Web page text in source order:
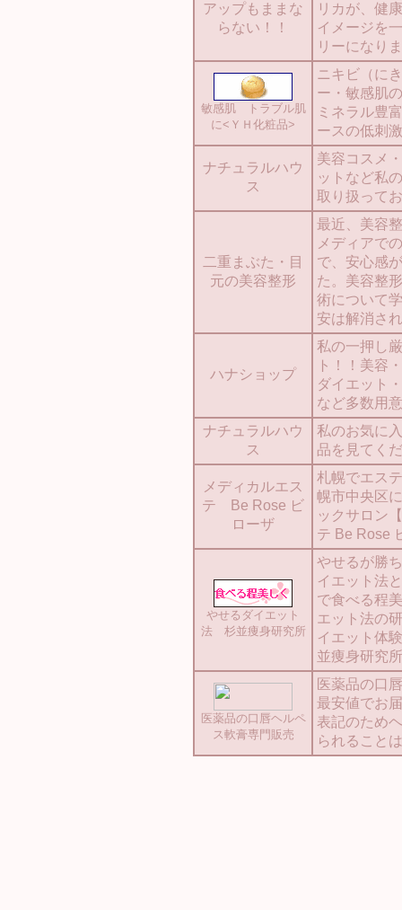
アップもままな
らない！！
リカが、健
イメージを
リーになり
敏感肌 トラブル肌
に<ＹＨ化粧品>
ニキビ（に
ー・敏感肌
ミネラル豊
ースの低刺
ナチュラルハウ
ス
美容コスメ
ットなど私
取り扱って
二重まぶた・目
元の美容整形
最近、美容
メディアで
で、安心感
た。美容整
術について
安は解消さ
ハナショップ
私の一押し
ト！！美容
ダイエット
など多数用
ナチュラルハウ
ス
私のお気に
品を見てく
メディカルエス
テ Be Rose ビ
ローザ
札幌でエス
幌市中央区
ックサロン
テ Be Rose
やせるダイエット
法 杉並痩身研究所
やせるが勝
イエット法
で食べる程
エット法の
イエット体
並痩身研究
医薬品の口唇ヘルペ
ス軟膏専門販売
医薬品の口
最安値でお
表記のため
られること